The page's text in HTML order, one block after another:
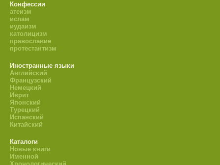
Конфессии
атеизм
ислам
иудаизм
католицизм
православие
протестантизм
Иностранные языки
Английский
Французский
Немецкий
Иврит
Японский
Турецкий
Испанский
Китайский
Каталоги
Новые книги
Именной